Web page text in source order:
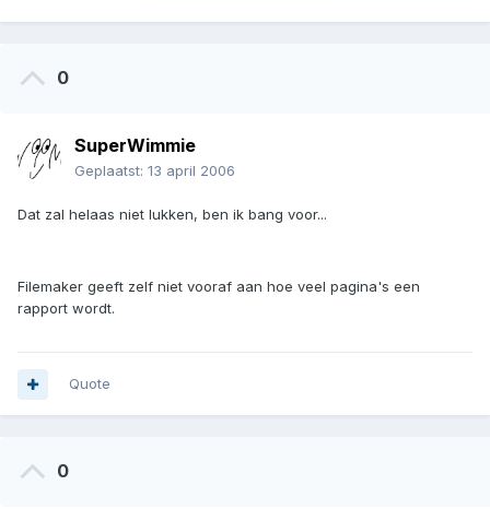
0
SuperWimmie
Geplaatst: 13 april 2006
Dat zal helaas niet lukken, ben ik bang voor...
Filemaker geeft zelf niet vooraf aan hoe veel pagina's een
rapport wordt.
Quote
0